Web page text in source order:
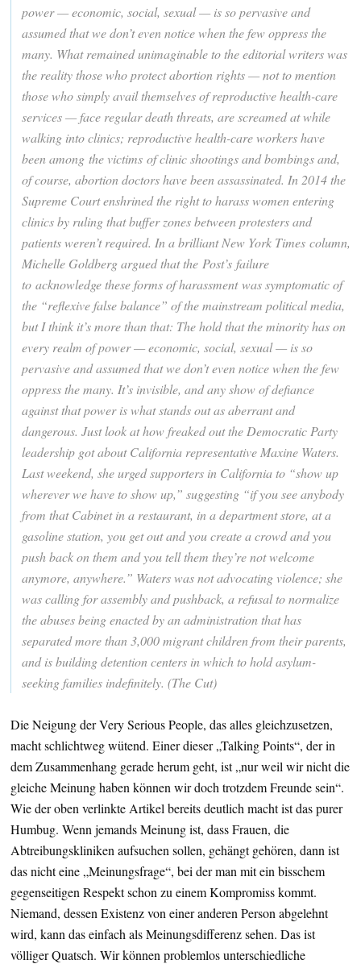
power — economic, social, sexual — is so pervasive and
assumed that we don’t even notice when the few oppress the
many. What remained unimaginable to the editorial writers was
the reality those who protect abortion rights — not to mention
those who simply avail themselves of reproductive health-care
services — face regular death threats, are screamed at while
walking into clinics; reproductive health-care workers have
been among the victims of clinic shootings and bombings and,
of course, abortion doctors have been assassinated. In 2014 the
Supreme Court enshrined the right to harass women entering
clinics by ruling that buffer zones between protesters and
patients weren’t required. In a brilliant New York Times column,
Michelle Goldberg argued that the Post’s failure
to acknowledge these forms of harassment was symptomatic of
the “reflexive false balance” of the mainstream political media,
but I think it’s more than that: The hold that the minority has on
every realm of power — economic, social, sexual — is so
pervasive and assumed that we don’t even notice when the few
oppress the many. It’s invisible, and any show of defiance
against that power is what stands out as aberrant and
dangerous. Just look at how freaked out the Democratic Party
leadership got about California representative Maxine Waters.
Last weekend, she urged supporters in California to “show up
wherever we have to show up,” suggesting “if you see anybody
from that Cabinet in a restaurant, in a department store, at a
gasoline station, you get out and you create a crowd and you
push back on them and you tell them they’re not welcome
anymore, anywhere.” Waters was not advocating violence; she
was calling for assembly and pushback, a refusal to normalize
the abuses being enacted by an administration that has
separated more than 3,000 migrant children from their parents,
and is building detention centers in which to hold asylum-
seeking families indefinitely. (The Cut)
Die Neigung der Very Serious People, das alles gleichzusetzen,
macht schlichtweg wütend. Einer dieser „Talking Points“, der in
dem Zusammenhang gerade herum geht, ist „nur weil wir nicht die
gleiche Meinung haben können wir doch trotzdem Freunde sein“.
Wie der oben verlinkte Artikel bereits deutlich macht ist das purer
Humbug. Wenn jemands Meinung ist, dass Frauen, die
Abtreibungskliniken aufsuchen sollen, gehängt gehören, dann ist
das nicht eine „Meinungsfrage“, bei der man mit ein bisschem
gegenseitigen Respekt schon zu einem Kompromiss kommt.
Niemand, dessen Existenz von einer anderen Person abgelehnt
wird, kann das einfach als Meinungsdifferenz sehen. Das ist
völliger Quatsch. Wir können problemlos unterschiedliche